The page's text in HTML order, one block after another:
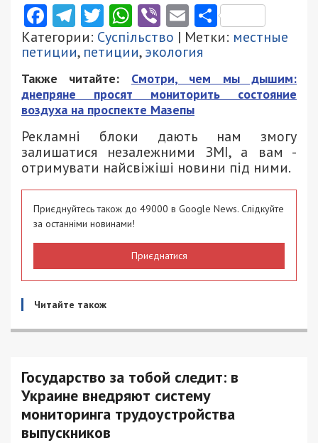
Facebook
Telegram
Twitter
WhatsApp
ViberEmail
Категории: Суспільство | Метки: местные
петиции, петиции,экология
Также читайте: Смотри, чем мы дышим:
днепряне просят мониторить состояние
воздуха на проспекте Мазепы
Рекламні блоки дають нам змогу
залишатися незалежними ЗМІ, а вам -
отримувати найсвіжіші новини під ними.
Приєднуйтесь також до 49000 в Google News. Слідкуйте
за останніми новинами!
Приєднатися
Читайте також
Государство за тобой следит: в
Украине внедряют систему
мониторинга трудоустройства
выпускников